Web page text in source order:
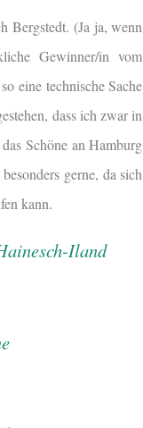
Bergstedt. (Ja ja, wenn
Gewinner/in vom
eine technische Sache
dass ich zwar in
Schöne an Hamburg
gerne, da sich
kann.